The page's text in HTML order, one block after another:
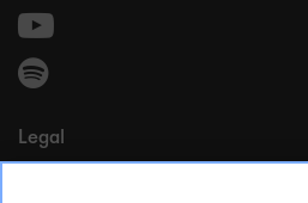
Legal
Menciones legales